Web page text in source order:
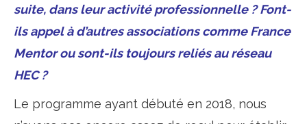
suite, dans leur activité professionnelle ? Font-
ils appel à d’autres associations comme France
Mentor ou sont-ils toujours reliés au réseau
HEC ?
Le programme ayant débuté en 2018, nous